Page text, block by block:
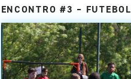
ENCONTRO #3 – FUTEBOL